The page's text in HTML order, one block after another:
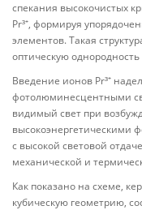
спекания высокочистых
Pr³⁺, формируя
элементов. Такая
оптическую
Введение ионов Pr³⁺
фотолюминесцентными
видимый свет при
высокоэнергетическими
с высокой световой
механической и
Как показано на схеме,
кубическую геометрию,